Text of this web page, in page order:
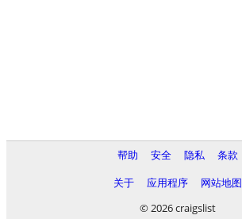
帮助 安全 隐私
条款
关于
应用程序
网站地图
© 2026 craigslist